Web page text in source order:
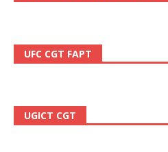
UFC CGT FAPT
UGICT CGT